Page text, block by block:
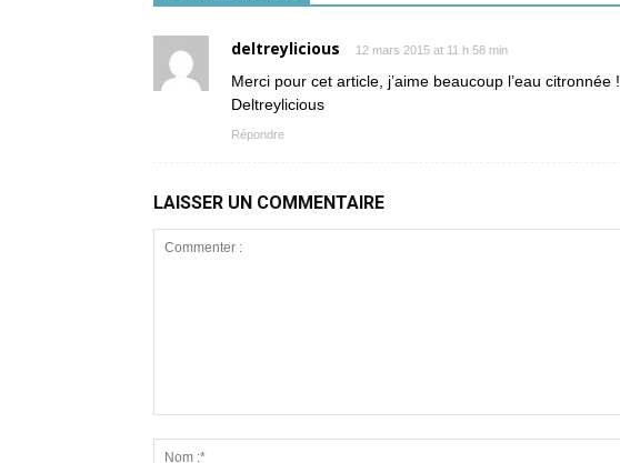
deltreylicious 12 mars 2015 at 11 h 58 min
Merci pour cet article, j’aime beaucoup l’eau citronnée !
Deltreylicious
Répondre
LAISSER UN COMMENTAIRE